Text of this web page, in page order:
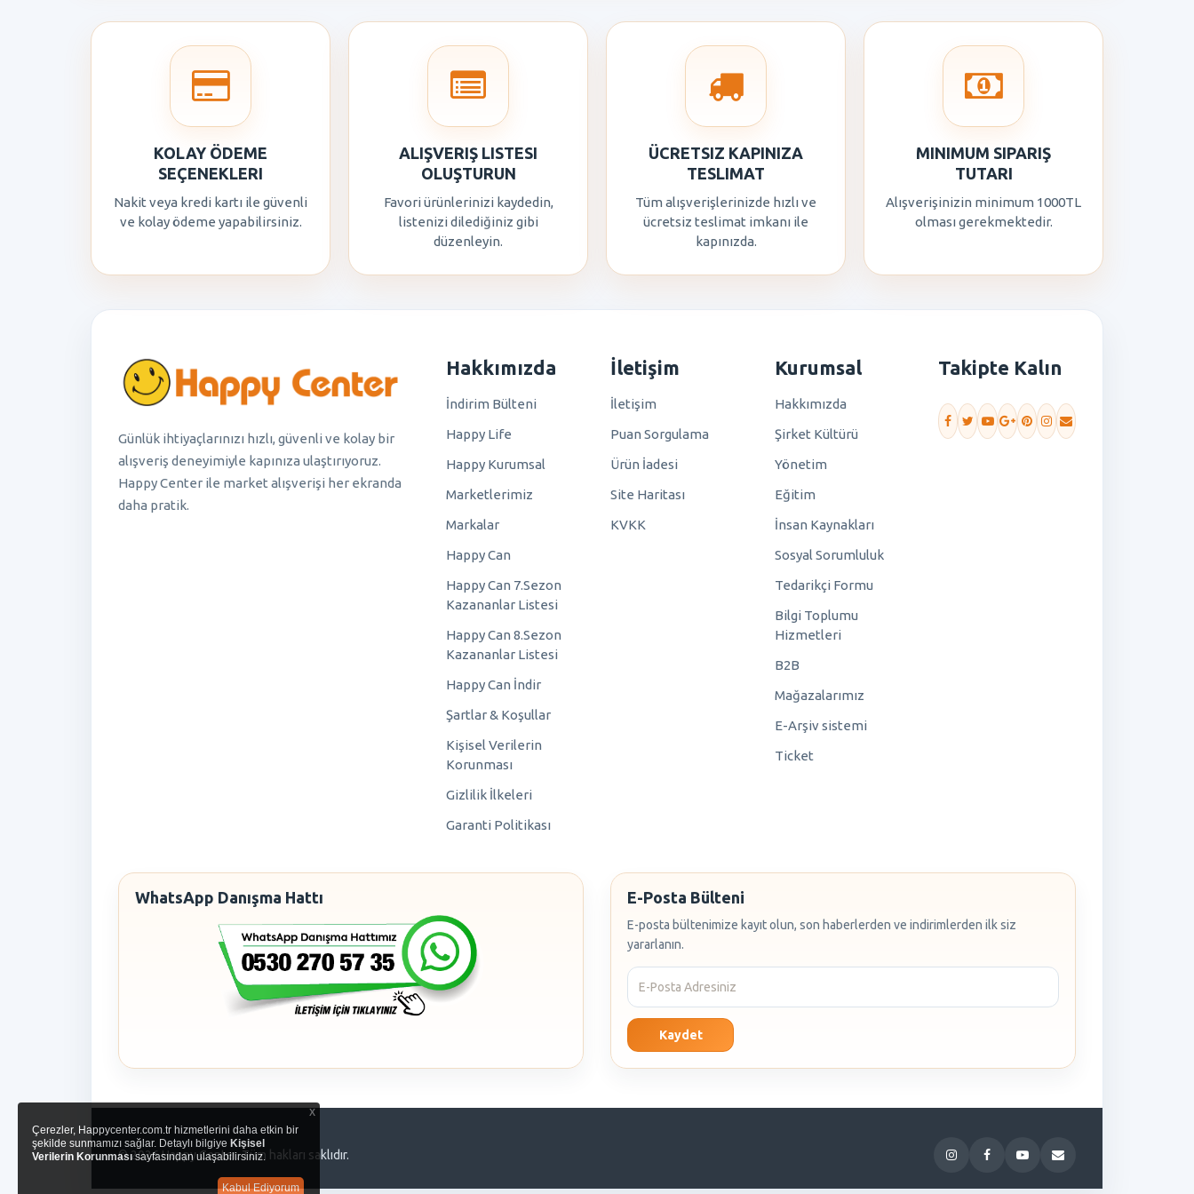
KOLAY ÖDEME
SEÇENEKLERI
Nakit veya kredi kartı ile güvenli
ve kolay ödeme yapabilirsiniz.
ALIŞVERIŞ LISTESI
OLUŞTURUN
Favori ürünlerinizi kaydedin,
listenizi dilediğiniz gibi
düzenleyin.
ÜCRETSIZ KAPINIZA
TESLIMAT
Tüm alışverişlerinizde hızlı ve
ücretsiz teslimat imkanı ile
kapınızda.
MINIMUM SIPARIŞ
TUTARI
Alışverişinizin minimum 1000TL
olması gerekmektedir.
Günlük ihtiyaçlarınızı hızlı, güvenli ve kolay bir
alışveriş deneyimiyle kapınıza ulaştırıyoruz.
Happy Center ile market alışverişi her ekranda
daha pratik.
Hakkımızda
İndirim Bülteni
Happy Life
Happy Kurumsal
Marketlerimiz
Markalar
Happy Can
Happy Can 7.Sezon
Kazananlar Listesi
Happy Can 8.Sezon
Kazananlar Listesi
Happy Can İndir
Şartlar & Koşullar
Kişisel Verilerin
Korunması
Gizlilik İlkeleri
Garanti Politikası
İletişim
İletişim
Puan Sorgulama
Ürün İadesi
Site Haritası
KVKK
Kurumsal
Hakkımızda
Şirket Kültürü
Yönetim
Eğitim
İnsan Kaynakları
Sosyal Sorumluluk
Tedarikçi Formu
Bilgi Toplumu
Hizmetleri
B2B
Mağazalarımız
E-Arşiv sistemi
Ticket
Takipte Kalın
WhatsApp Danışma Hattı E-Posta Bülteni
E-posta bültenimize kayıt olun, son haberlerden ve indirimlerden ilk siz
yararlanın.
Kaydet
© 2026 Happy Center. Tüm hakları saklıdır.
x
Çerezler, Happycenter.com.tr hizmetlerini daha etkin bir
şekilde sunmamızı sağlar. Detaylı bilgiye Kişisel
Verilerin Korunmasısayfasından ulaşabilirsiniz.
Kabul Ediyorum